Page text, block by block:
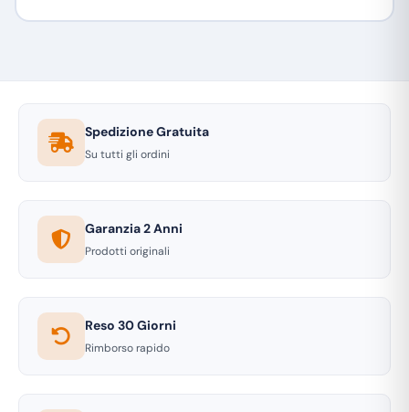
Spedizione Gratuita
Su tutti gli ordini
Garanzia 2 Anni
Prodotti originali
Reso 30 Giorni
Rimborso rapido